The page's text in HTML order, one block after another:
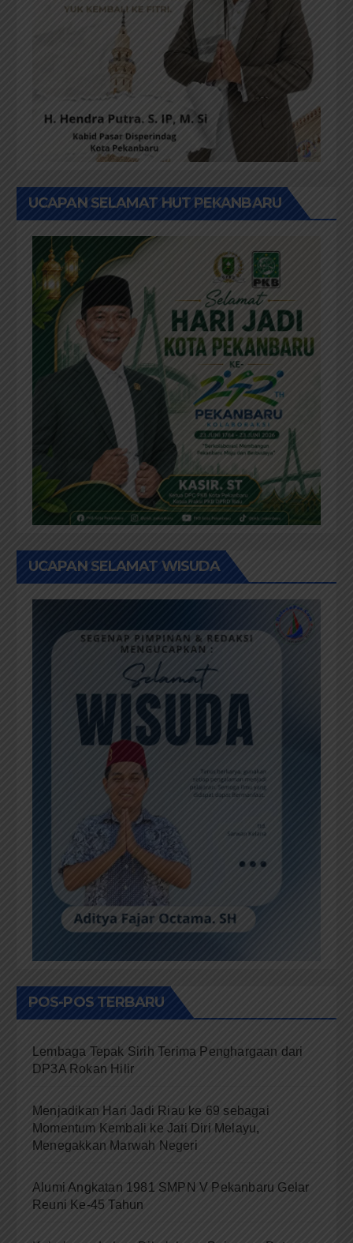
UCAPAN SELAMAT HUT PEKANBARU
UCAPAN SELAMAT WISUDA
POS-POS TERBARU
Lembaga Tepak Sirih Terima Penghargaan dari
DP3A Rokan Hilir
Menjadikan Hari Jadi Riau ke 69 sebagai
Momentum Kembali ke Jati Diri Melayu,
Menegakkan Marwah Negeri
Alumi Angkatan 1981 SMPN V Pekanbaru Gelar
Reuni Ke-45 Tahun